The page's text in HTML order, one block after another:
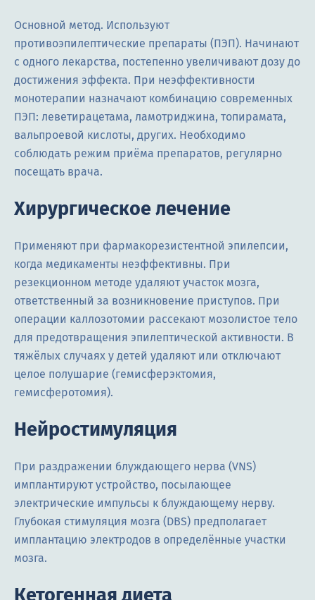
Основной метод. Используют
противоэпилептические препараты (ПЭП). Начинают
с одного лекарства, постепенно увеличивают дозу до
достижения эффекта. При неэффективности
монотерапии назначают комбинацию современных
ПЭП: леветирацетама, ламотриджина, топирамата,
вальпроевой кислоты, других. Необходимо
соблюдать режим приёма препаратов, регулярно
посещать врача.
Хирургическое лечение
Применяют при фармакорезистентной эпилепсии,
когда медикаменты неэффективны. При
резекционном методе удаляют участок мозга,
ответственный за возникновение приступов. При
операции каллозотомии рассекают мозолистое тело
для предотвращения эпилептической активности. В
тяжёлых случаях у детей удаляют или отключают
целое полушарие (гемисферэктомия,
гемисферотомия).
Нейростимуляция
При раздражении блуждающего нерва (VNS)
имплантируют устройство, посылающее
электрические импульсы к блуждающему нерву.
Глубокая стимуляция мозга (DBS) предполагает
имплантацию электродов в определённые участки
мозга.
Кетогенная диета